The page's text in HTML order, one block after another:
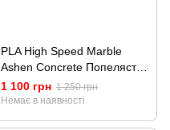
PLA High Speed Marble
Ashen Concrete Попелястий
бетон Мармур
1 100 грн 1 250 грн
Немає в наявності